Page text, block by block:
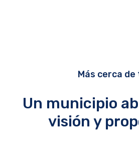
Más cerca de
Un municipio
visión y